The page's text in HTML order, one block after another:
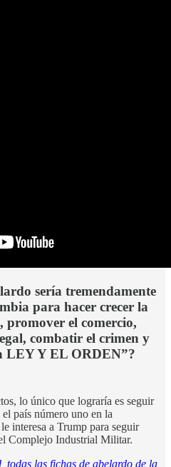
sería tremendamente
para hacer crecer la
promover el comercio,
combatir el crimen y
LEY Y EL ORDEN”?
lo único que lograría es seguir
país número uno en la
interesa a Trump para seguir
Complejo Industrial Militar.
todas las fichas de abelardo de la